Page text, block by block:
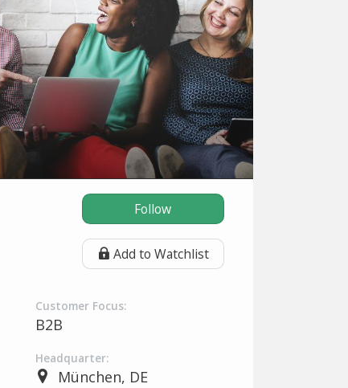
Follow
Add to Watchlist
Customer Focus:
B2B
Headquarter:
München, DE